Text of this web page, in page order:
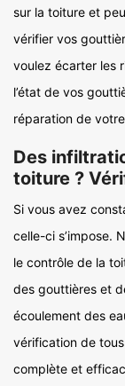
sur la toiture et
vérifier vos
voulez écarter les
l’état de vos
réparation de
Des
toiture ?
Si vous avez
celle-ci s’impose.
le contrôle de la
des gouttières et
écoulement des
vérification de
complète et